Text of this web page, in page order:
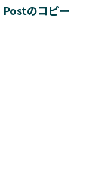
のコピー